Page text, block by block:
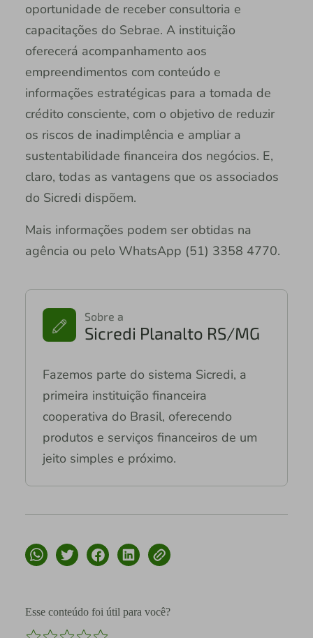
oportunidade de receber consultoria e
capacitações do Sebrae. A instituição
oferecerá acompanhamento aos
empreendimentos com conteúdo e
informações estratégicas para a tomada de
crédito consciente, com o objetivo de reduzir
os riscos de inadimplência e ampliar a
sustentabilidade financeira dos negócios. E,
claro, todas as vantagens que os associados
do Sicredi dispõem.
Mais informações podem ser obtidas na
agência ou pelo WhatsApp (51) 3358 4770.
Sobre a
Sicredi Planalto RS/MG
Fazemos parte do sistema Sicredi, a
primeira instituição financeira
cooperativa do Brasil, oferecendo
produtos e serviços financeiros de um
jeito simples e próximo.
Esse conteúdo foi útil para você?